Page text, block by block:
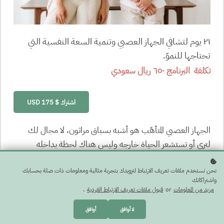
٢١ يوم لتشافي الجهاز العصبي وتنمية السعة النفسية التي
تحتاجها للنموّ.
تكلفة البرنامج ٦٥٠ ريال سعودي
اشترك$ 175 USD
الجهاز العصبي المتأهّب هو أشبه بسباق مراثون، لا مجال لك
لترى أو تستشعر الحياة خارجه وليس هناك لحظة بداخله
إن أردت التغيير عليك أن تعمل على الأساس، و تشافي جهازك
العصبي هو الأساس.
استرجاع للحياة
وضوح وصفاء
نحن نستخدم ملفات تعريف الارتباط لتزويدك بتجربة مثالية ومعلومات ذات صلة بحسابك
واشتراكاتك
مزيد من المعلومات or قبول ملفات تعريف الارتباط الفردية .
لا أوافق أوافق